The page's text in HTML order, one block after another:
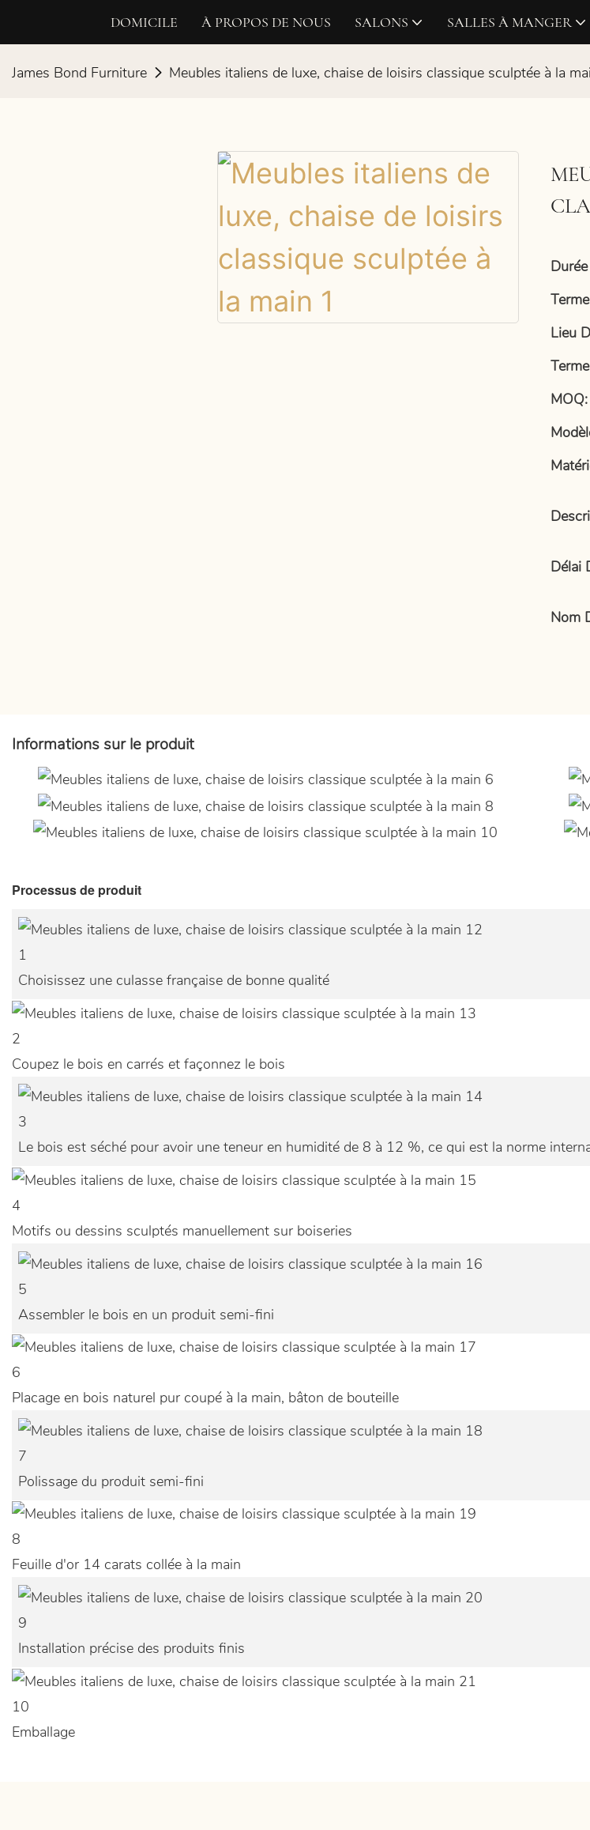
DOMICILE À PROPOS DE NOUS SALONS SALLES À MANGER
James Bond Furniture Meubles italiens de luxe, chaise de loisirs classique sculptée à la
Lieu
MOQ:
Délai
Nom
Informations sur le produit
Processus de produit
1
Choisissez une culasse française de bonne qualité
2
Coupez le bois en carrés et façonnez le bois
3
Le bois est séché pour avoir une teneur en humidité de 8 à 12 %, ce qui est la norme
4
Motifs ou dessins sculptés manuellement sur boiseries
5
Assembler le bois en un produit semi-fini
6
Placage en bois naturel pur coupé à la main, bâton de bouteille
7
Polissage du produit semi-fini
8
Feuille d'or 14 carats collée à la main
9
Installation précise des produits finis
10
Emballage